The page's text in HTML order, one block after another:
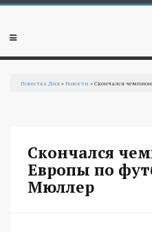
Перейти к основному содержанию
Мобильное
Повестка Дня »Новости » Скончался чемпион
Скончался
Европы по
Мюллер